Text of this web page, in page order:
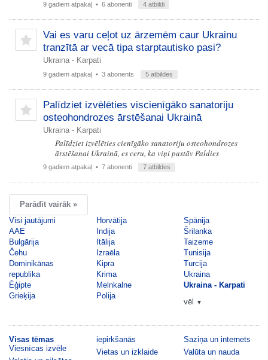
9 gadiem atpakaļ • 6 abonenti 4 atbildi
Vai es varu ceļot uz ārzemēm caur Ukrainu
tranzītā ar vecā tipa starptautisko pasi?
Ukraina - Karpati
9 gadiem atpakaļ • 3 abonents 5 atbildes
Palīdziet izvēlēties viscienīgāko sanatoriju
osteohondrozes ārstēšanai Ukrainā
Ukraina - Karpati
Palīdziet izvēlēties cienīgāko sanatoriju osteohondrozes
ārstēšanai Ukrainā, es ceru, ka viņi pastāv Paldies
9 gadiem atpakaļ • 7 abonenti 7 atbildes
Parādīt vairāk »
Visi jautājumi
AAE
Bulgārija
Čehu
Dominikānas
republika
Ēģipte
Grieķija
Horvātija
Indija
Itālija
Izraēla
Kipra
Krima
Melnkalne
Polija
Spānija
Šrilanka
Taizeme
Tunisija
Turcija
Ukraina
Ukraina - Karpati
vēl
▼
Visas tēmas
Viesnīcas izvēle
iepirkšanās
Vietas un izklaide
Saziņa un internets
Valūta un nauda